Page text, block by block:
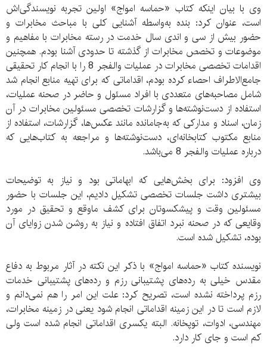
وی با بیان اینکه کتاب «حماسه امواج» اولین تجربه نویسندگی‌اش
است، عنوان کرد: بنده به‌واسطه آشنایی کلی با مباحث مخابرات و
حضور بیش از سی و اندی سال خدمت در رسته مخابرات با مفاهیم و
موضوعات و تخصص مخابرات از گذشته تا حدودی آشنا بودم. همچنین
اقدامات تخصصی مخابرات در عملیات والفجر 8 را با انجام کار تحقیقی
جامع‌الاطراف احصاء کرده بودم، اقداماتی که برای تهیه منابع انجام شد
شامل مصاحبه‌های متعددی با افراد مسئول و حاضر در صحنه عملیات،
استفاده از دست‌نوشته‌ها و گزارشات تخصصی مسئولین مخابرات در آن
زمان، اسناد و مدارکی که به‌جامانده مانند عکس‌ها، گزارشات، استفاده از
منابع مکتوب کتابخانه‌ای، دست‌نوشته‌ها و مراجعه به کتاب‌هایی که
درباره عملیات والفجر 8 می‌باشد.
وی افزود: برای بخش‌هایی که ابهاماتی بود و نیاز به توضیحات
بیشتری داشت جلسات تخصصی تشکیل دادیم، این جلسات با حضور
مسئولین وقت و پیشکسوتان برای کشف ماوقع و تحقیق در مورد
وقایعی که در صحنه نبرد اتفاق افتاده و نیاز به روشن شدن زوایای آن
بوده، تشکیل شده است.
نویسنده کتاب «حماسه امواج» با ذکر این نکته در آثار مربوط به دفاع
مقدس خیلی به رده‌های پشتیبانی رزم و رده‌های پشتیبانی خدمات
رزم پرداخته نشده است، تصریح کرد: علت این امر را هم نمی‌دانم و
لازم است تا در این زمینه اقداماتی انجام شود یعنی در زمینه مخابرات،
مهندسی، ادوات، توپخانه. البته یکسری اقداماتی انجام شده است ولی
کم است و جای کار دارد.